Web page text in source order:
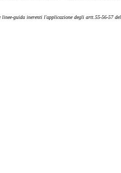
guida inerenti l'applicazione degli artt.55-56-